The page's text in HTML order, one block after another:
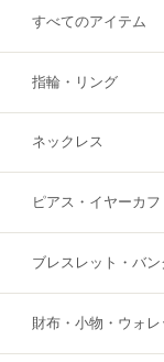
すべてのアイテム
指輪・リング
ネックレス
ピアス・イヤーカフ
ブレスレット・バン
財布・小物・ウォ